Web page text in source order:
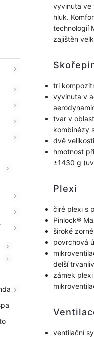
vyvinuta ve
hluk.
technologií
zajištěn
tri
vyvinuta v
tvar v
kombinézy
dvě
hmotnost
±1430 g
Plexi
čiré plexi s
Pinlock®
široké
povrchová
delší
zámek
ventilační